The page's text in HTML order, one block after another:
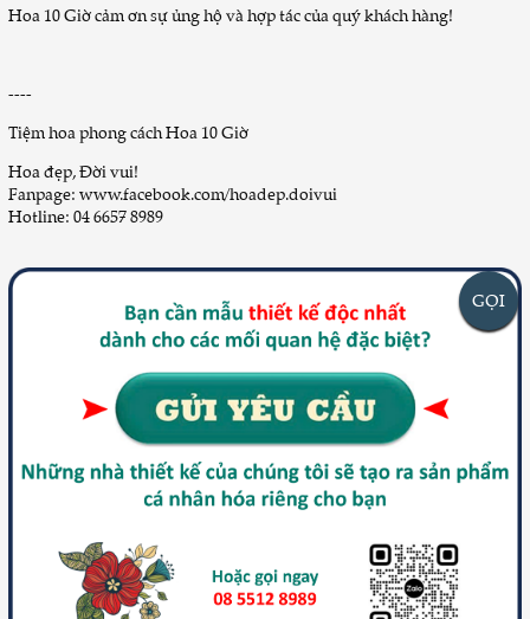
Hoa 10 Giờ cảm ơn sự ủng hộ và hợp tác của quý khách hàng!
----
Tiệm hoa phong cách Hoa 10 Giờ
Hoa đẹp, Đời vui!
Fanpage: www.facebook.com/hoadep.doivui
Hotline: 04 6657 8989
GỌI